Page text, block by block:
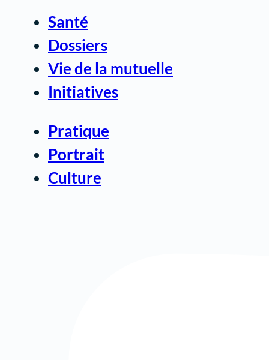
Santé
Dossiers
Vie de la mutuelle
Initiatives
Pratique
Portrait
Culture